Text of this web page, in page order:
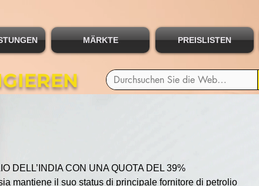
MÄRKTE PREISLISTEN
DELL’INDIA CON UNA QUOTA DEL 39%
mantiene il suo status di principale fornitore di petrolio